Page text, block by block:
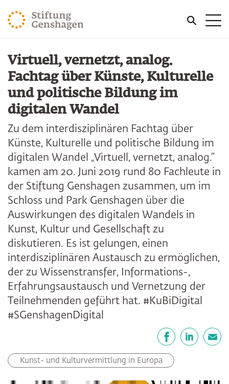
ZUM HAUPTINHALT SPRINGEN
ZUR SUCHE SPRINGEN
Virtuell, vernetzt, analog.
Fachtag über Künste, Kulturelle
und politische Bildung im
digitalen Wandel
Zu dem interdisziplinären Fachtag über
Künste, Kulturelle und politische Bildung im
digitalen Wandel „Virtuell, vernetzt, analog.“
kamen am 20. Juni 2019 rund 80 Fachleute in
der Stiftung Genshagen zusammen, um im
Schloss und Park Genshagen über die
Auswirkungen des digitalen Wandels in
Kunst, Kultur und Gesellschaft zu
diskutieren. Es ist gelungen, einen
interdisziplinären Austausch zu ermöglichen,
der zu Wissenstransfer, Informations-,
Erfahrungsaustausch und Vernetzung der
Teilnehmenden geführt hat. #KuBiDigital
#SGenshagenDigital
Kunst- und Kulturvermittlung in Europa